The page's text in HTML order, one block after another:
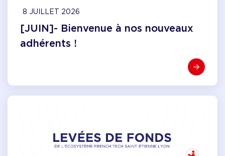
8 JUILLET 2026
[JUIN]- Bienvenue à nos nouveaux
adhérents !